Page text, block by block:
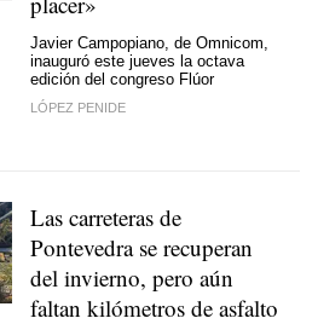
Javier Campopiano, de Omnicom,
inauguró este jueves la octava
edición del congreso Flúor
LÓPEZ PENIDE
Las carreteras de
Pontevedra se recuperan
del invierno, pero aún
faltan kilómetros de asfalto